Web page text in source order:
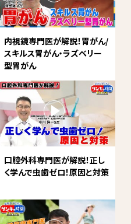
内視鏡専門医が解説！胃がん/
スキルス胃がん・ラズベリー
型胃がん
口腔外科専門医が解説！正し
く学んで虫歯ゼロ！原因と対策